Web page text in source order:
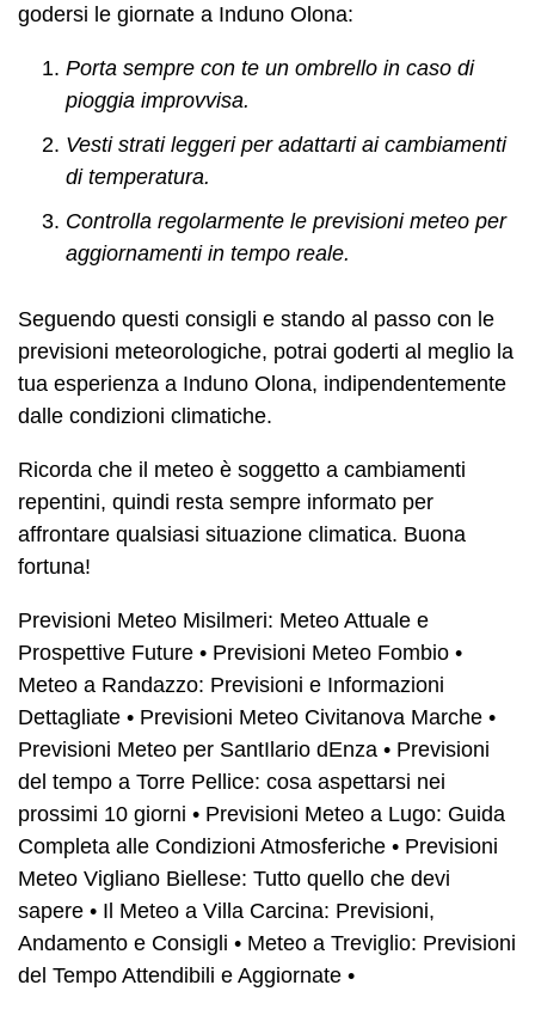
godersi le giornate a Induno Olona:
Porta sempre con te un ombrello in caso di
pioggia improvvisa.
Vesti strati leggeri per adattarti ai cambiamenti
di temperatura.
Controlla regolarmente le previsioni meteo per
aggiornamenti in tempo reale.
Seguendo questi consigli e stando al passo con le
previsioni meteorologiche, potrai goderti al meglio la
tua esperienza a Induno Olona, indipendentemente
dalle condizioni climatiche.
Ricorda che il meteo è soggetto a cambiamenti
repentini, quindi resta sempre informato per
affrontare qualsiasi situazione climatica. Buona
fortuna!
Previsioni Meteo Misilmeri: Meteo Attuale e
Prospettive Future • Previsioni Meteo Fombio •
Meteo a Randazzo: Previsioni e Informazioni
Dettagliate • Previsioni Meteo Civitanova Marche •
Previsioni Meteo per SantIlario dEnza • Previsioni
del tempo a Torre Pellice: cosa aspettarsi nei
prossimi 10 giorni • Previsioni Meteo a Lugo: Guida
Completa alle Condizioni Atmosferiche • Previsioni
Meteo Vigliano Biellese: Tutto quello che devi
sapere • Il Meteo a Villa Carcina: Previsioni,
Andamento e Consigli • Meteo a Treviglio: Previsioni
del Tempo Attendibili e Aggiornate •